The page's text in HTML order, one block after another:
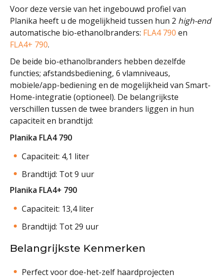
Voor deze versie van het ingebouwd profiel van
Planika heeft u de mogelijkheid tussen hun 2 high-end
automatische bio-ethanolbranders: FLA4 790 en
FLA4+ 790.
De beide bio-ethanolbranders hebben dezelfde
functies; afstandsbediening, 6 vlamniveaus,
mobiele/app-bediening en de mogelijkheid van Smart-
Home-integratie (optioneel). De belangrijkste
verschillen tussen de twee branders liggen in hun
capaciteit en brandtijd:
Planika FLA4 790
Capaciteit: 4,1 liter
Brandtijd: Tot 9 uur
Planika FLA4+ 790
Capaciteit: 13,4 liter
Brandtijd: Tot 29 uur
Belangrijkste Kenmerken
Perfect voor doe-het-zelf haardprojecten